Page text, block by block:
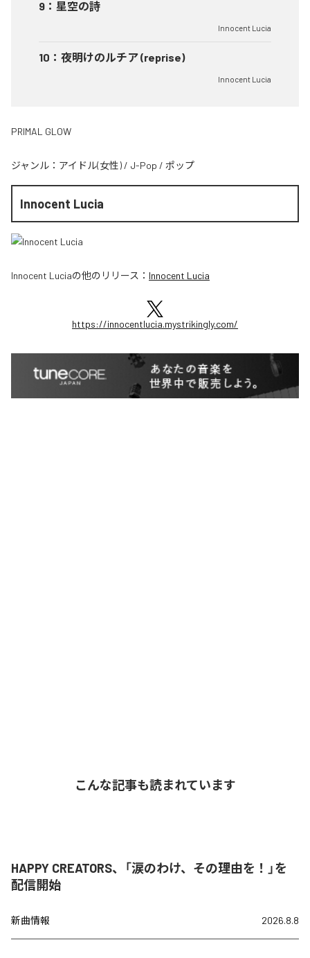
9 ： 星空の詩
Innocent Lucia
10 ： 夜明けのルチア (reprise)
Innocent Lucia
PRIMAL GLOW
ジャンル： アイドル(女性) / J-Pop / ポップ
Innocent Lucia
Innocent Luciaの他のリリース： Innocent Lucia
https://innocentlucia.mystrikingly.com/
こんな記事も読まれています
HAPPY CREATORS、「涙のわけ、その理由を！」を
配信開始
新曲情報 2026.8.8